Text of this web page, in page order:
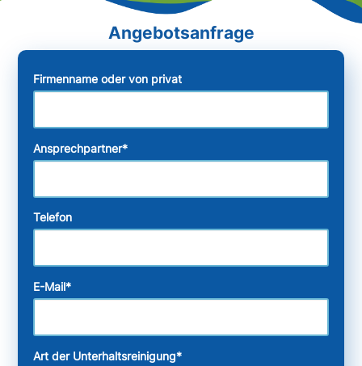
Firmenname oder von privat
Ansprechpartner*
Telefon
E-Mail*
Art der Unterhaltsreinigung*